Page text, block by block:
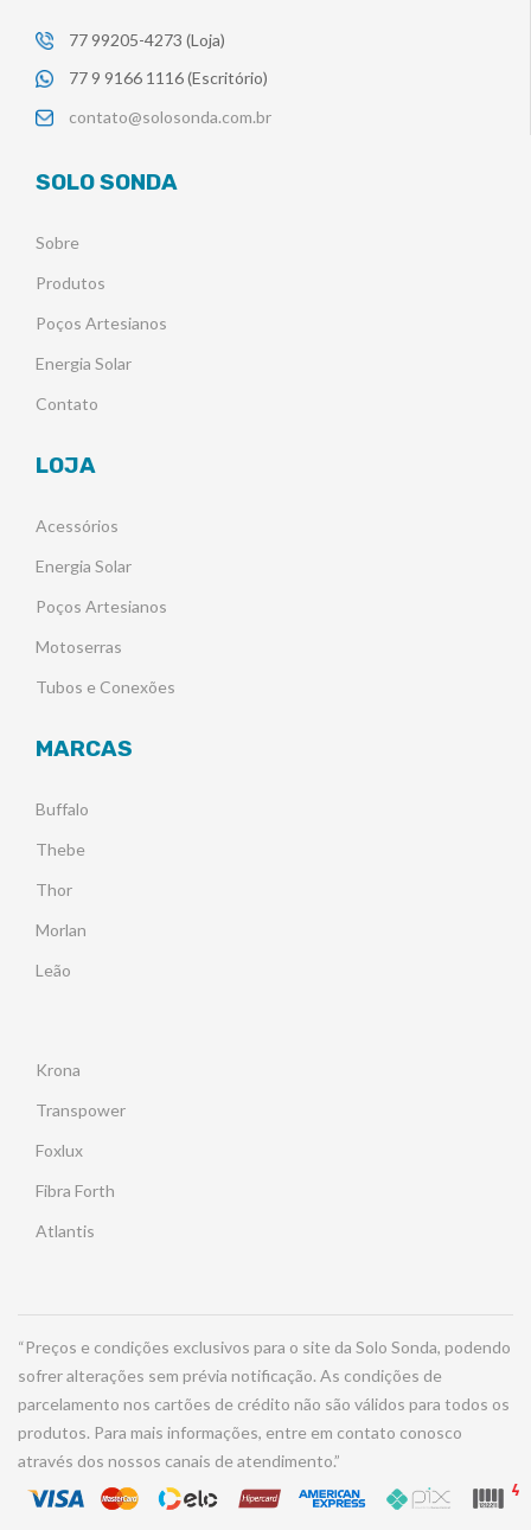
77 99205-4273 (Loja)
77 9 9166 1116 (Escritório)
contato@solosonda.com.br
SOLO SONDA
Sobre
Produtos
Poços Artesianos
Energia Solar
Contato
LOJA
Acessórios
Energia Solar
Poços Artesianos
Motoserras
Tubos e Conexões
MARCAS
Buffalo
Thebe
Thor
Morlan
Leão
Krona
Transpower
Foxlux
Fibra Forth
Atlantis
“Preços e condições exclusivos para o site da Solo Sonda, podendo
sofrer alterações sem prévia notificação. As condições de
parcelamento nos cartões de crédito não são válidos para todos os
produtos. Para mais informações, entre em contato conosco
através dos nossos canais de atendimento.”